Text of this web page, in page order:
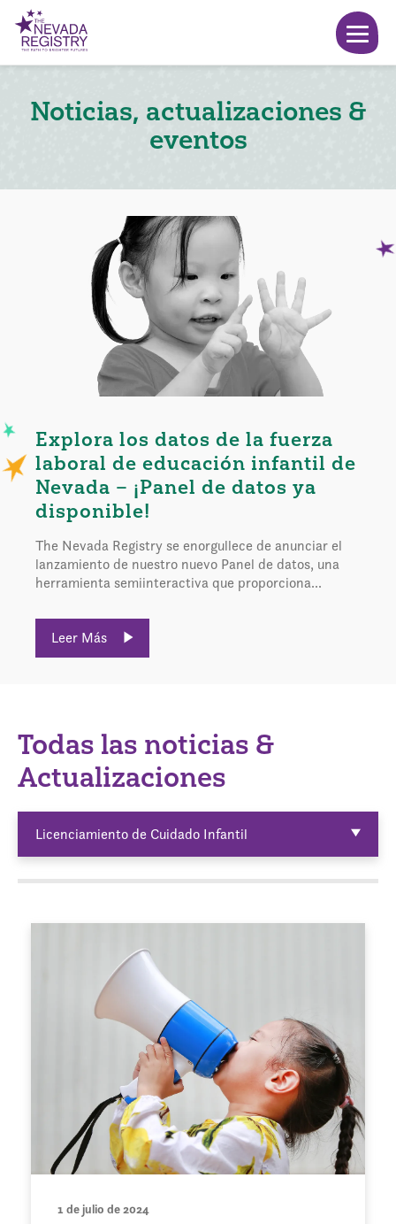
Noticias, actualizaciones &
eventos
Explora los datos de la fuerza
laboral de educación infantil de
Nevada – ¡Panel de datos ya
disponible!
The Nevada Registry se enorgullece de anunciar el
lanzamiento de nuestro nuevo Panel de datos, una
herramienta semiinteractiva que proporciona...
Leer Más
Todas las noticias &
Actualizaciones
Licenciamiento de Cuidado Infantil
1 de julio de 2024